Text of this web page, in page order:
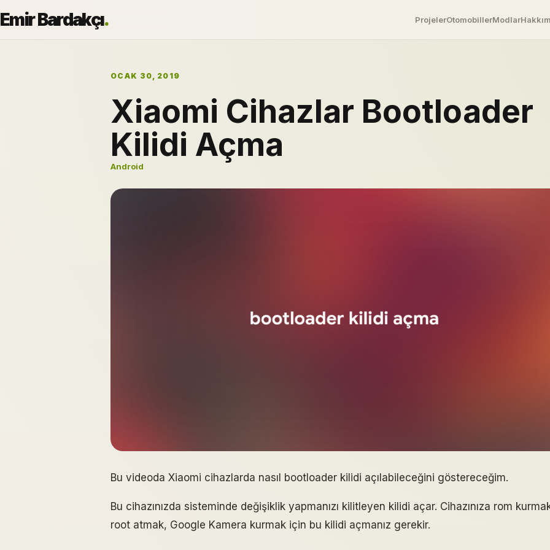
Emir Bardakçı. ProjelerOtomobillerModlar
OCAK 30, 2019
Xiaomi Cihazlar Bootloader
Kilidi Açma
Android
Bu videoda Xiaomi cihazlarda nasıl bootloader kilidi açılabileceğini göstereceğim.
Bu cihazınızda sisteminde değişiklik yapmanızı kilitleyen kilidi açar. Cihazınıza rom
root atmak, Google Kamera kurmak için bu kilidi açmanız gerekir.